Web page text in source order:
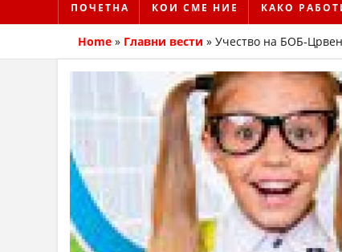
ПОЧЕТНА КОИ СМЕ НИЕ КАКО
Home » Главни вести » Учество на БОБ-